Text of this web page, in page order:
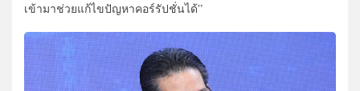
เข้ามาช่วยแก้ไขปัญหาคอร์รัปชั่นได้”